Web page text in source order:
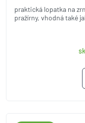
praktická lopatka na
pražírny, vhodná také